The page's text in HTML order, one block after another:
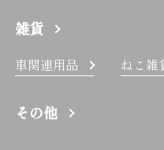
雑貨
車関連用品 ねこ雑
その他